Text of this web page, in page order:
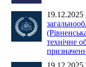
19.12.2025
технічне
19.12.2025